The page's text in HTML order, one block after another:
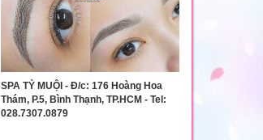
SPA TỶ MUỘI - Đ/c: 176 Hoàng Hoa
Thám, P.5, Bình Thạnh, TP.HCM - Tel:
028.7307.0879